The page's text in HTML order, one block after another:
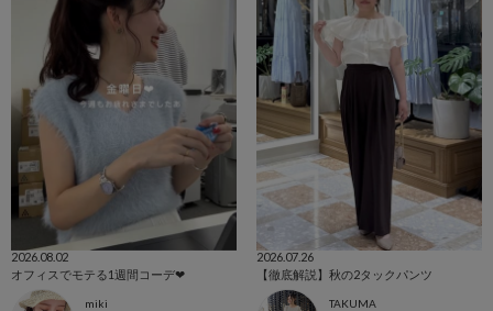
2026.08.02
オフィスでモテる1週間コーデ❤︎
miki
2026.07.26
【徹底解説】秋の2タックパンツ
TAKUMA